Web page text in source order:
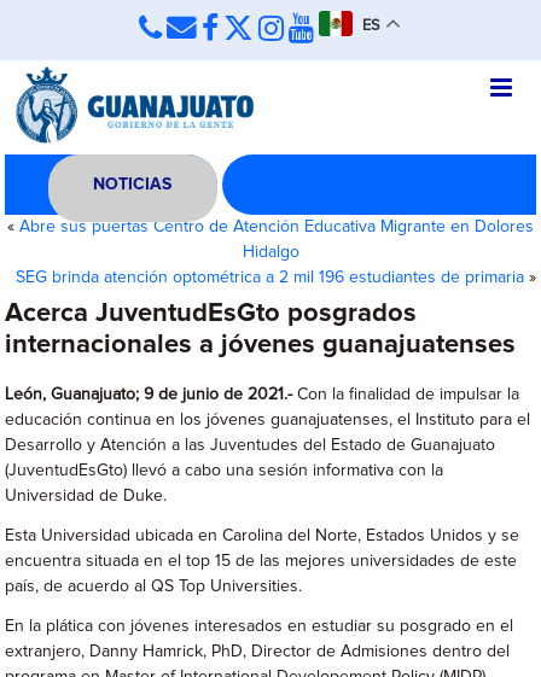
ES
NOTICIAS
« Abre sus puertas Centro de Atención Educativa Migrante en Dolores
Hidalgo
SEG brinda atención optométrica a 2 mil 196 estudiantes de primaria»
Acerca JuventudEsGto posgrados
internacionales a jóvenes guanajuatenses
León, Guanajuato; 9 de junio de 2021.-Con la finalidad de impulsar la
educación continua en los jóvenes guanajuatenses, el Instituto para el
Desarrollo y Atención a las Juventudes del Estado de Guanajuato
(JuventudEsGto) llevó a cabo una sesión informativa con la
Universidad de Duke.
Esta Universidad ubicada en Carolina del Norte, Estados Unidos y se
encuentra situada en el top 15 de las mejores universidades de este
país, de acuerdo al QS Top Universities.
En la plática con jóvenes interesados en estudiar su posgrado en el
extranjero, Danny Hamrick, PhD, Director de Admisiones dentro del